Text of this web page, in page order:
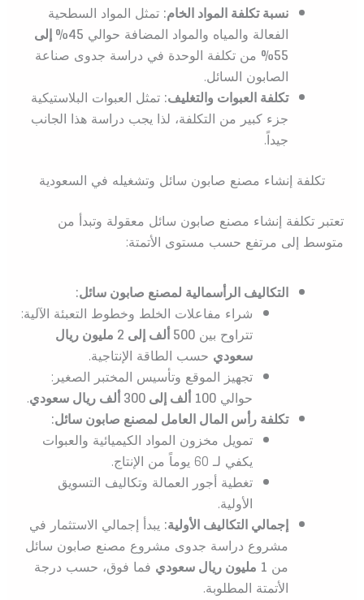
نسبة تكلفة المواد الخام:تمثل المواد السطحية
الفعالة والمياه والمواد المضافة حوالي
45% إلى
55% من تكلفة الوحدة في دراسة جدوى صناعة
الصابون السائل.
تكلفة العبوات والتغليف:تمثل العبوات البلاستيكية
جزء كبير من التكلفة، لذا يجب دراسة هذا الجانب
جيداً.
تكلفة إنشاء مصنع صابون سائل وتشغيله في السعودية
تعتبر تكلفة إنشاء مصنع صابون سائل معقولة وتبدأ من
متوسط إلى مرتفع حسب مستوى الأتمتة:
التكاليف الرأسمالية لمصنع صابون سائل:
شراء مفاعلات الخلط وخطوط التعبئة الآلية:
تتراوح بين
500 ألف إلى 2 مليون ريال
سعوديحسب الطاقة الإنتاجية.
تجهيز الموقع وتأسيس المختبر الصغير:
حوالي 100 ألف إلى 300 ألف ريال سعودي
.
تكلفة رأس المال العامل لمصنع صابون سائل:
تمويل مخزون المواد الكيميائية والعبوات
يكفي لـ 60 يوماً من الإنتاج.
تغطية أجور العمالة وتكاليف التسويق
الأولية.
إجمالي التكاليف الأولية:يبدأ إجمالي الاستثمار في
مشروع دراسة جدوى مشروع مصنع صابون سائل
من 1 مليون ريال سعودي
فما فوق، حسب درجة
الأتمتة المطلوبة.